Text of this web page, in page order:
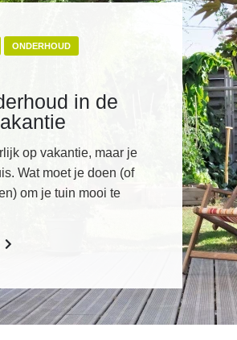
ONDERHOUD
in de
op vakantie, maar je
Wat moet je doen (of
om je tuin mooi te